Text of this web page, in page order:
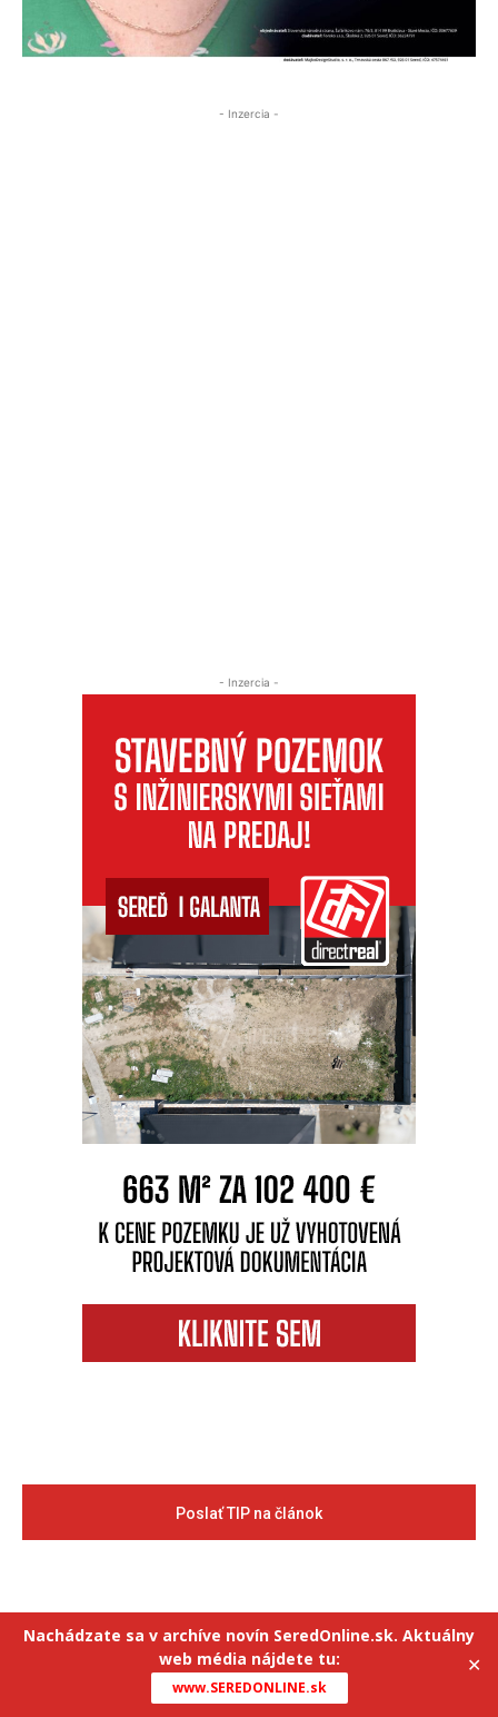
Nachádzate sa v archíve novín SeredOnline.sk. Aktuálny
web média nájdete tu:
www.SEREDONLINE.sk
✕
- Inzercia -
- Inzercia -
Poslať TIP na článok